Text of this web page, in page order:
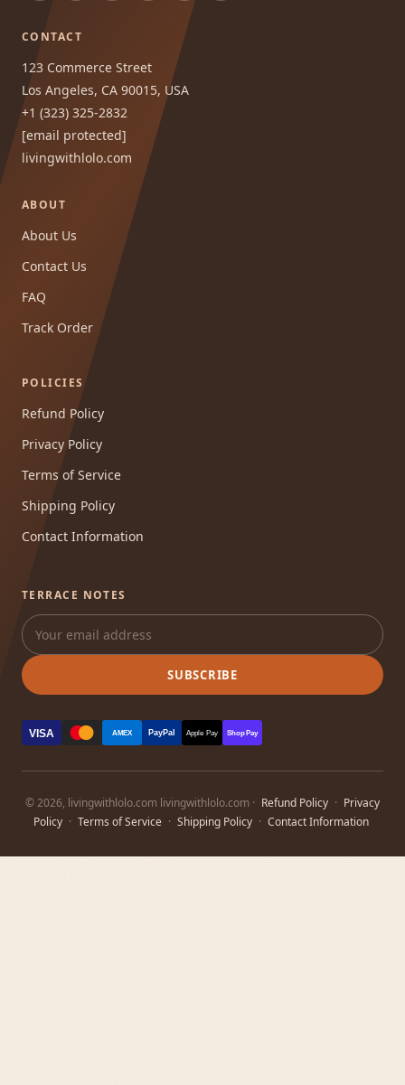
CONTACT
123 Commerce Street
Los Angeles, CA 90015, USA
+1 (323) 325-2832
[email protected]
livingwithlolo.com
ABOUT
About Us
Contact Us
FAQ
Track Order
POLICIES
Refund Policy
Privacy Policy
Terms of Service
Shipping Policy
Contact Information
TERRACE NOTES
SUBSCRIBE
VISA AMEX PayPal Apple Pay Shop Pay
© 2026, livingwithlolo.com livingwithlolo.com · Refund Policy · Privacy
Policy · Terms of Service · Shipping Policy · Contact Information